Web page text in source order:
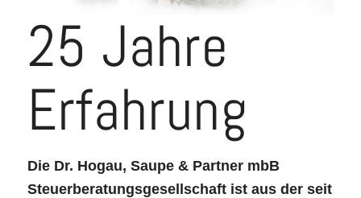
25 Jahre
Erfahrung
Die Dr. Hogau, Saupe & Partner mbB
Steuerberatungs­­gesellschaft ist aus der seit